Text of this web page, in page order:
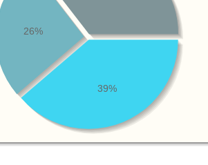
39%
26%